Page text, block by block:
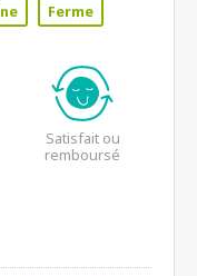
Ferme
Satisfait ou
remboursé